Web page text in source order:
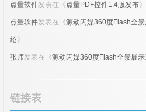
点量软件发表在《点量PDF控件1.4版发布》
点量软件发表在《源动闪媒360度Flash全
绍》
张师发表在《源动闪媒360度Flash全景展示
链接表